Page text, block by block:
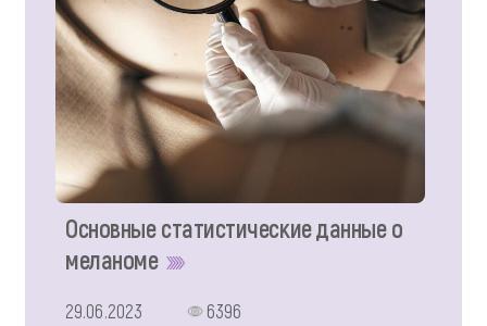
Основные статистические данные о
меланоме
29.06.2023
6396